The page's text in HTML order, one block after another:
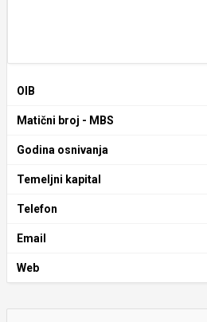
OIB
Matični broj - MBS
Godina osnivanja
Temeljni kapital
Telefon
Email
Web